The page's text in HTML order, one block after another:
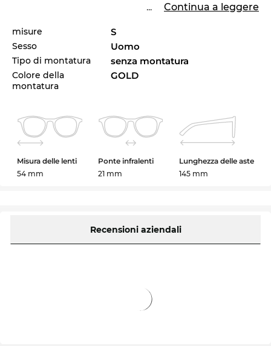
... Continua a leggere
misure S
Sesso Uomo
Tipo di montatura senza montatura
Colore della
montatura
GOLD
Misura delle lenti
54 mm
Ponte infralenti
21 mm
Lunghezza delle aste
145 mm
Recensioni aziendali